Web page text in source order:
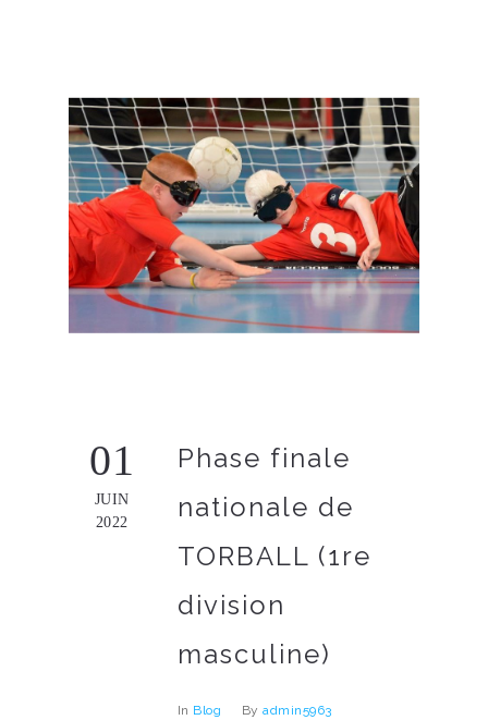
01
JUIN
2022
Phase finale
nationale de
TORBALL (1re
division
masculine)
In Blog Byadmin5963